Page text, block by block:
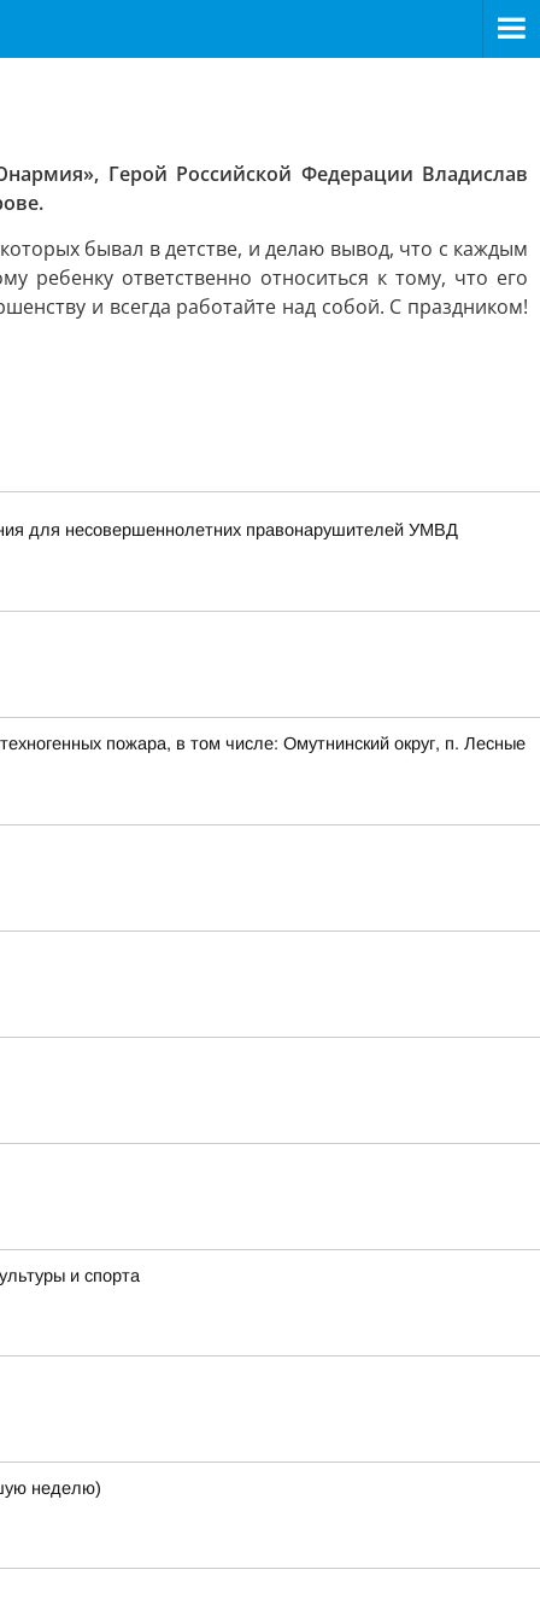
Герой Российской Федерации Владислав
бывал в детстве, и делаю вывод, что с каждым
ребенку ответственно относиться к тому, что его
и всегда работайте над собой. С праздником!
для несовершеннолетних правонарушителей УМВД
пожара, в том числе: Омутнинский округ, п. Лесные
и спорта
неделю)